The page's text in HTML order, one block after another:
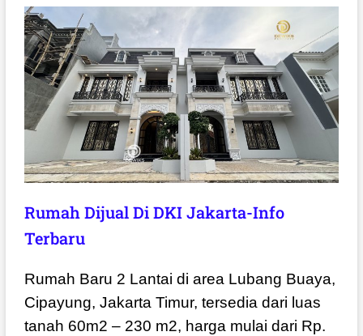
Rumah Dijual Di DKI Jakarta-Info
Terbaru
Rumah Baru 2 Lantai di area Lubang Buaya,
Cipayung, Jakarta Timur, tersedia dari luas
tanah 60m2 – 230 m2, harga mulai dari Rp.